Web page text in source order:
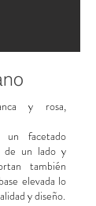
y rosa,
facetado
de un lado y
también
elevada lo
y diseño.